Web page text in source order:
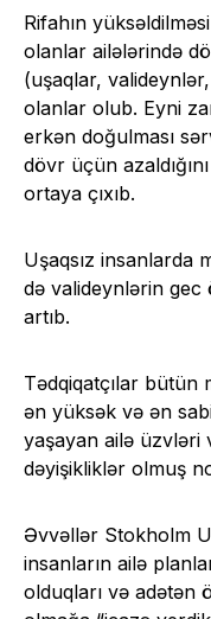
Rifahın
olanlar ailələrində
(uşaqlar,
olanlar olub. Eyni
erkən doğulması
dövr üçün
ortaya çıxıb.
Uşaqsız insanlarda
də valideynlərin gec
artıb.
Tədqiqatçılar bütün
ən yüksək və ən
yaşayan ailə üzvləri
dəyişikliklər olmuş
Əvvəllər Stokholm
insanların ailə
olduqları və adətən